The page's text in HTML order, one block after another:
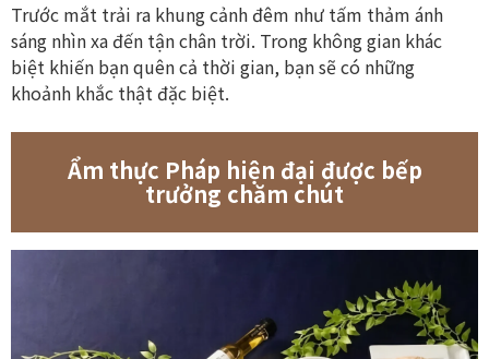
Trước mắt trải ra khung cảnh đêm như tấm thảm ánh
sáng nhìn xa đến tận chân trời. Trong không gian khác
biệt khiến bạn quên cả thời gian, bạn sẽ có những
khoảnh khắc thật đặc biệt.
Ẩm thực Pháp hiện đại được bếp
trưởng chăm chút